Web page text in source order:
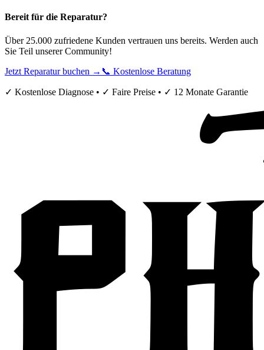
Bereit für die Reparatur?
Über 25.000 zufriedene Kunden vertrauen uns bereits. Werden auch
Sie Teil unserer Community!
Jetzt Reparatur buchen → 📞 Kostenlose Beratung
✓ Kostenlose Diagnose • ✓ Faire Preise • ✓ 12 Monate Garantie